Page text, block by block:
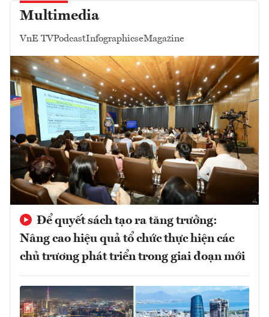
Multimedia
VnE TVPodcastInfographicseMagazine
Để quyết sách tạo ra tăng trưởng:
Nâng cao hiệu quả tổ chức thực hiện các
chủ trương phát triển trong giai đoạn mới